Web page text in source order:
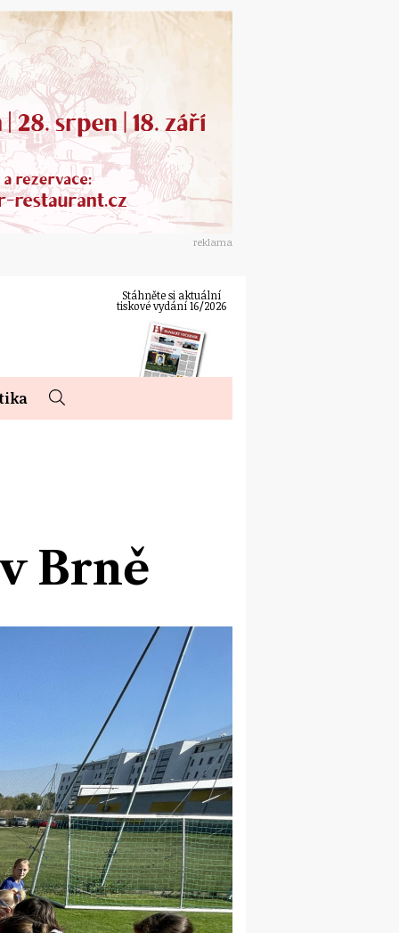
reklama
Stáhněte si aktuální
tiskové vydání 16/2026
Brně